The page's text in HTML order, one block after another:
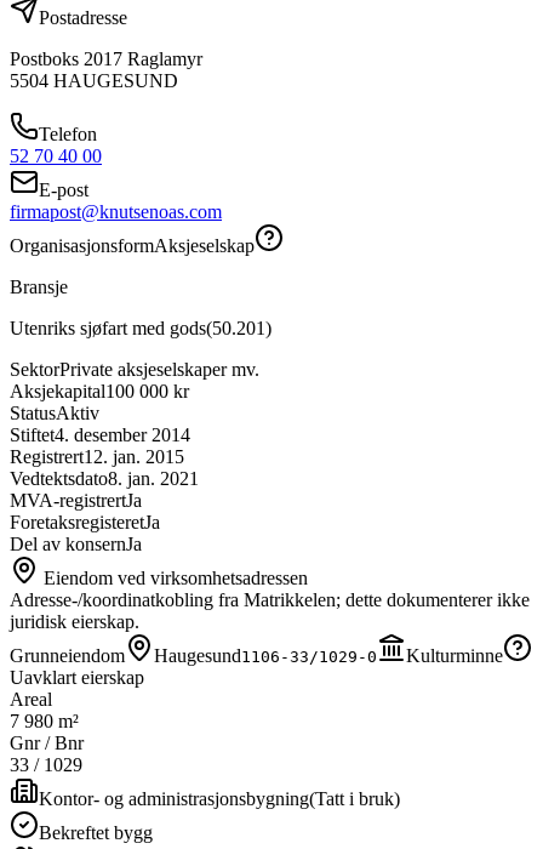
Postadresse
Postboks 2017 Raglamyr
5504 HAUGESUND
Telefon
52 70 40 00
E-post
firmapost@knutsenoas.com
OrganisasjonsformAksjeselskap
Bransje
Utenriks sjøfart med gods(50.201)
SektorPrivate aksjeselskaper mv.
Aksjekapital100 000 kr
StatusAktiv
Stiftet4. desember 2014
Registrert12. jan. 2015
Vedtektsdato8. jan. 2021
MVA-registrertJa
ForetaksregisteretJa
Del av konsernJa
Eiendom ved virksomhetsadressen
Adresse-/koordinatkobling fra Matrikkelen; dette dokumenterer ikke
juridisk eierskap.
Grunneiendom
Haugesund1106-33/1029-0
Kulturminne
Uavklart eierskap
Areal
7 980 m²
Gnr / Bnr
33 / 1029
Kontor- og administrasjonsbygning(Tatt i bruk)
Bekreftet bygg